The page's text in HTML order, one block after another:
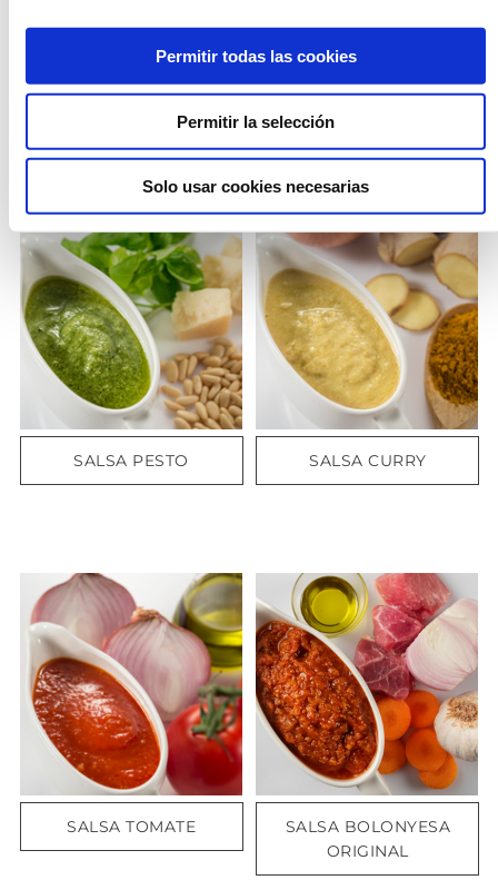
Permitir todas las cookies
Permitir la selección
Solo usar cookies necesarias
SALSA FUNGHI PORCINI SALSA CARBONARA
SALSA PESTO SALSA CURRY
SALSA TOMATE
SALSA BOLONYESA
ORIGINAL